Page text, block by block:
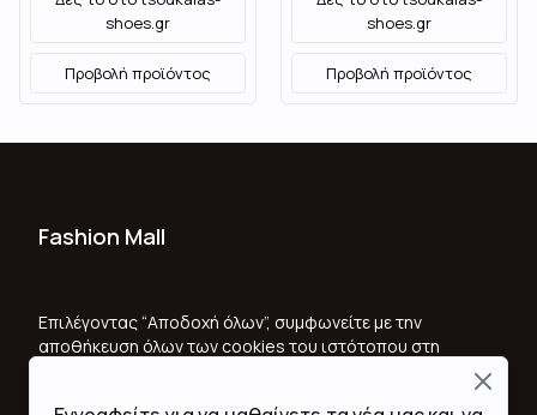
Επιλέγοντας “Αποδοχή όλων”, συμφωνείτε με την
αποθήκευση όλων των cookies του ιστότοπου στη
Close
shoes.gr
Προβολή προϊόντος
shoes.gr
Προβολή προϊόντος
Fashion Mall
Όροι Χρήσης & Προϋποθέσεις
Πολιτική Απορρήτου